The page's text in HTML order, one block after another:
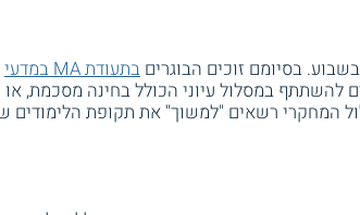
בסיומם זוכים הבוגרים
בתעודת MA במדעי
להשתתף במסלול עיוני הכולל בחינה מסכמת, או
המחקרי רשאים "למשוך" את תקופת הלימודים